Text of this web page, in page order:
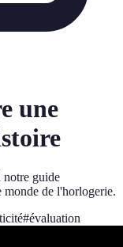
une
notre guide
monde de l'horlogerie.
#évaluation